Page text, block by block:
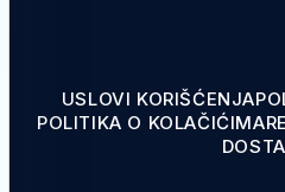
USLOVI KORIŠĆENJA
POLITIKA O KOLAČIĆIMA